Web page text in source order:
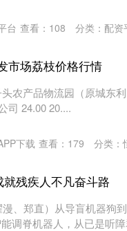
台 查看： 108 分类： 配资
市场荔枝价格行情
农产品物流园（原城东
司 24.00 20....
下载 查看： 179 分类：
残疾人不凡奋斗路
、郑直）从导盲机器狗
调脊机器人，从已是听障